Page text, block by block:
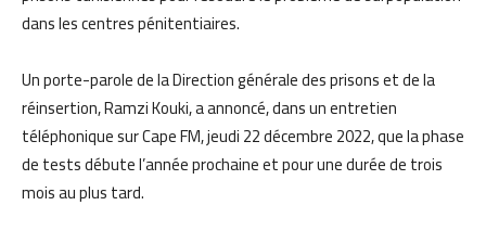
dans les centres pénitentiaires.
Un porte-parole de la Direction générale des prisons et de la
réinsertion, Ramzi Kouki, a annoncé, dans un entretien
téléphonique sur Cape FM, jeudi 22 décembre 2022, que la phase
de tests débute l’année prochaine et pour une durée de trois
mois au plus tard.